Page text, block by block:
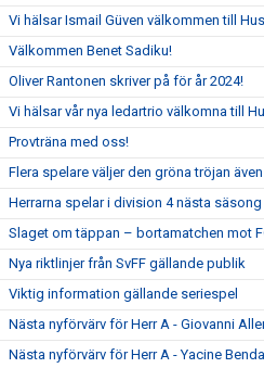
Vi hälsar Ismail Güven välkommen till
Välkommen Benet Sadiku!
Oliver Rantonen skriver på för år 2024!
Vi hälsar vår nya ledartrio välkomna till
Provträna med oss!
Flera spelare väljer den gröna tröjan
Herrarna spelar i division 4 nästa säsong
Slaget om täppan – bortamatchen mot
Nya riktlinjer från SvFF gällande publik
Viktig information gällande seriespel
Nästa nyförvärv för Herr A - Giovanni
Nästa nyförvärv för Herr A - Yacine